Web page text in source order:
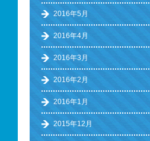
2016年5月
2016年4月
2016年3月
2016年2月
2016年1月
2015年12月